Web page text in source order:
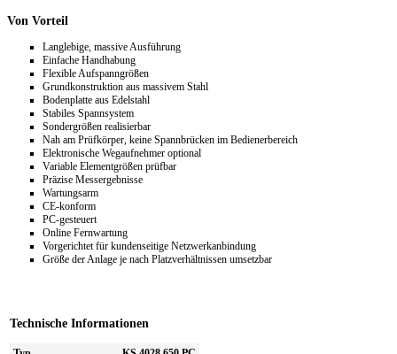
Von Vorteil
Langlebige, massive Ausführung
Einfache Handhabung
Flexible Aufspanngrößen
Grundkonstruktion aus massivem Stahl
Bodenplatte aus Edelstahl
Stabiles Spannsystem
Sondergrößen realisierbar
Nah am Prüfkörper, keine Spannbrücken im Bedienerbereich
Elektronische Wegaufnehmer optional
Variable Elementgrößen prüfbar
Präzise Messergebnisse
Wartungsarm
CE-konform
PC-gesteuert
Online Fernwartung
Vorgerichtet für kundenseitige Netzwerkanbindung
Größe der Anlage je nach Platzverhältnissen umsetzbar
Technische Informationen